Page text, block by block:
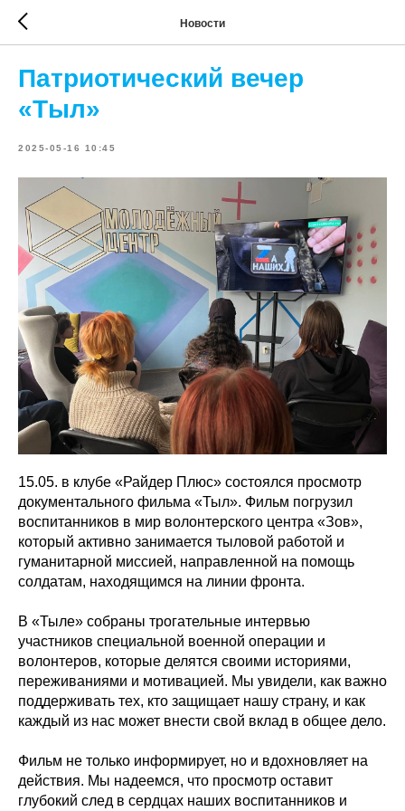
Новости
Патриотический вечер
«Тыл»
2025-05-16 10:45
15.05. в клубе «Райдер Плюс» состоялся просмотр
документального фильма «Тыл». Фильм погрузил
воспитанников в мир волонтерского центра «Зов»,
который активно занимается тыловой работой и
гуманитарной миссией, направленной на помощь
солдатам, находящимся на линии фронта.
В «Тыле» собраны трогательные интервью
участников специальной военной операции и
волонтеров, которые делятся своими историями,
переживаниями и мотивацией. Мы увидели, как важно
поддерживать тех, кто защищает нашу страну, и как
каждый из нас может внести свой вклад в общее дело.
Фильм не только информирует, но и вдохновляет на
действия. Мы надеемся, что просмотр оставит
глубокий след в сердцах наших воспитанников и